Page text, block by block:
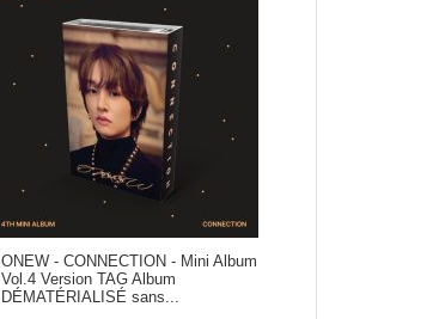
ONEW - CONNECTION - Mini Album
Vol.4 Version TAG Album
DÉMATÉRIALISÉ sans...